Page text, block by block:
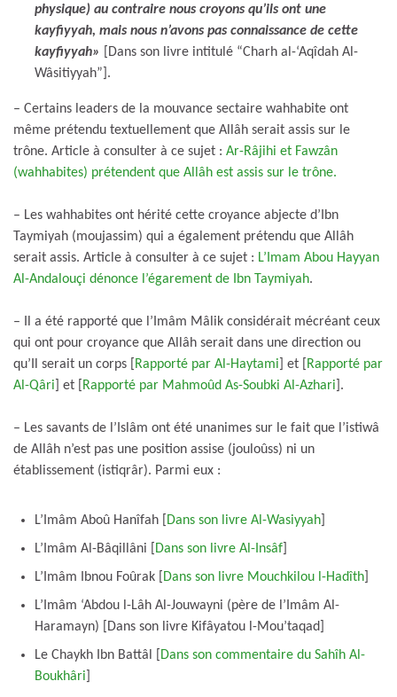
physique) au contraire nous croyons qu’ils ont une
kayfiyyah, mais nous n’avons pas connaissance de cette
kayfiyyah»
[Dans son livre intitulé “Charh al-‘Aqîdah Al-
Wâsitiyyah”].
– Certains leaders de la mouvance sectaire wahhabite ont
même prétendu textuellement que Allâh serait assis sur le
trône. Article à consulter à ce sujet : Ar-Râjihi et Fawzân
(wahhabites) prétendent que Allâh est assis sur le trône.
– Les wahhabites ont hérité cette croyance abjecte d’Ibn
Taymiyah (moujassim) qui a également prétendu que Allâh
serait assis. Article à consulter à ce sujet : L’Imam Abou Hayyan
Al-Andalouçi dénonce l’égarement de Ibn Taymiyah.
– Il a été rapporté que l’Imâm Mâlik considérait mécréant ceux
qui ont pour croyance que Allâh serait dans une direction ou
qu’Il serait un corps [
Rapporté par Al-Haytami ] et [
Rapporté par
Al-Qâri ] et [ Rapporté par Mahmoûd As-Soubki Al-Azhari ].
– Les savants de l’Islâm ont été unanimes sur le fait que l’istiwâ
de Allâh n’est pas une position assise (jouloûss) ni un
établissement (istiqrâr). Parmi eux :
L’Imâm Aboû Hanîfah [ Dans son livre Al-Wasiyyah
L’Imâm Al-Bâqillâni [
Dans son livre Al-Insâf
L’Imâm Ibnou Foûrak [
Dans son livre Mouchkilou l-Hadîth
L’Imâm ‘Abdou l-Lâh Al-Jouwayni (père de l’Imâm Al-
Haramayn) [Dans son livre Kifâyatou l-Mou’taqad]
Le Chaykh Ibn Battâl [
Dans son commentaire du Sahîh Al-
Boukhâri